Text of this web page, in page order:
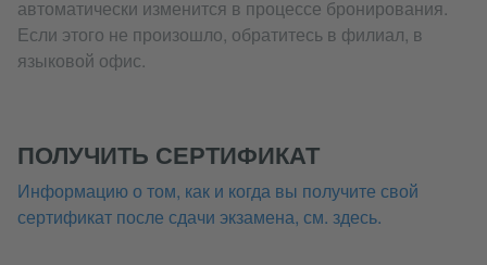
автоматически изменится в процессе бронирования.
Если этого не произошло, обратитесь в филиал, в
языковой офис.
ПОЛУЧИТЬ СЕРТИФИКАТ
Информацию о том, как и когда вы получите свой
сертификат после сдачи экзамена, см. здесь.